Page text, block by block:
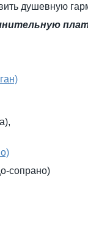
душевную
сопрано)